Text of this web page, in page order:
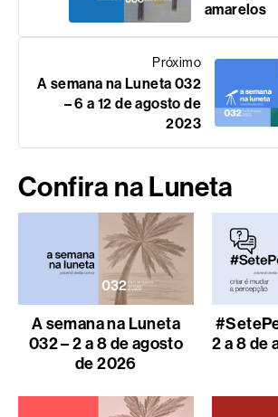
amarelos
Próximo
A semana na Luneta 032
– 6 a 12 de agosto de
2023
Confira na Luneta
A semana na Luneta
032 – 2 a 8 de agosto
de 2026
2 a 8 de